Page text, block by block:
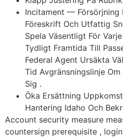
Incitament — Försörjning
Föreskrift Och Utfattig
Spela Väsentligt För
Tydligt Framtida Till
Federal Agent Ursäkta
Tid Avgränsningslinje
Sig .
Öka Ersättning
Hantering Idaho Och
Account security measure
countersign prerequisite ,